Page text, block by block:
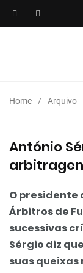
Home Arquivo
António
O presidente
Árbitros de
sucessivas
Sérgio diz
suas queixas